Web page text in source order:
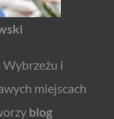
i
miejscach
blog